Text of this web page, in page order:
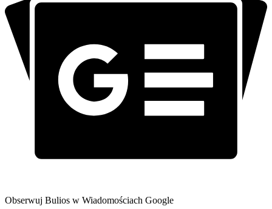
Obserwuj Bulios w Wiadomościach Google